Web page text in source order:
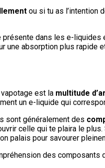
ou si tu as l’intention
présente dans les e-
une absorption plus rapide
est la multitude
un e-liquide qui
sont généralement des
celle qui te plaira le
palais pour savourer
des